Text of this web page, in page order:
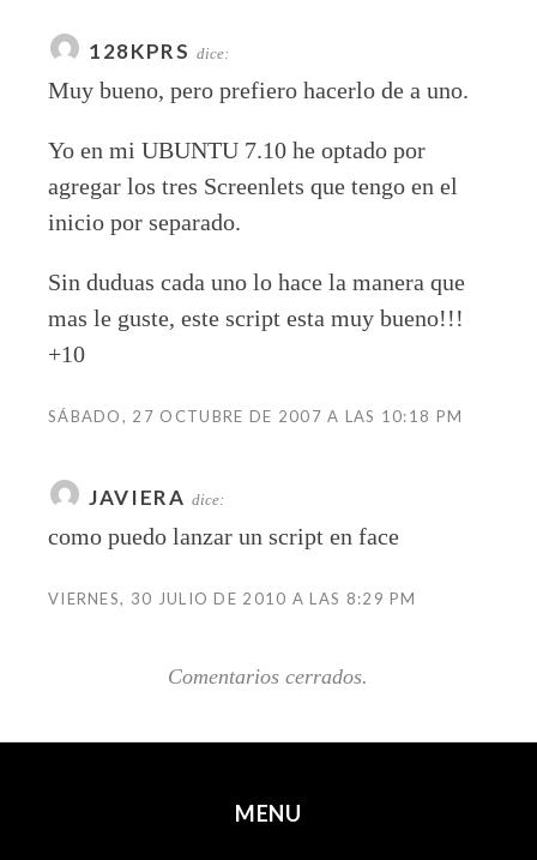
128KPRS dice:
Muy bueno, pero prefiero hacerlo de a uno.
Yo en mi UBUNTU 7.10 he optado por
agregar los tres Screenlets que tengo en el
inicio por separado.
Sin duduas cada uno lo hace la manera que
mas le guste, este script esta muy bueno!!!
+10
SÁBADO, 27 OCTUBRE DE 2007 A LAS 10:18 PM
JAVIERA dice:
como puedo lanzar un script en face
VIERNES, 30 JULIO DE 2010 A LAS 8:29 PM
Comentarios cerrados.
MENU